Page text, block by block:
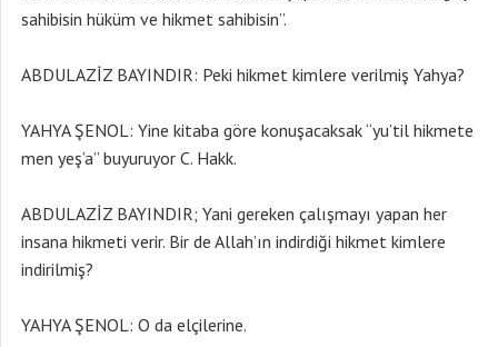
sahibisin hüküm ve hikmet sahibisin”.
ABDULAZİZ BAYINDIR: Peki hikmet kimlere verilmiş Yahya?
YAHYA ŞENOL: Yine kitaba göre konuşacaksak “yu’til hikmete
men yeş’a” buyuruyor C. Hakk.
ABDULAZİZ BAYINDIR; Yani gereken çalışmayı yapan her
insana hikmeti verir. Bir de Allah’ın indirdiği hikmet kimlere
indirilmiş?
YAHYA ŞENOL: O da elçilerine.